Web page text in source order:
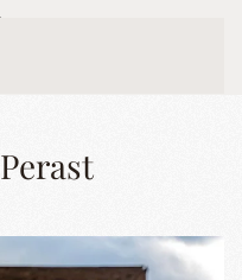
Perast